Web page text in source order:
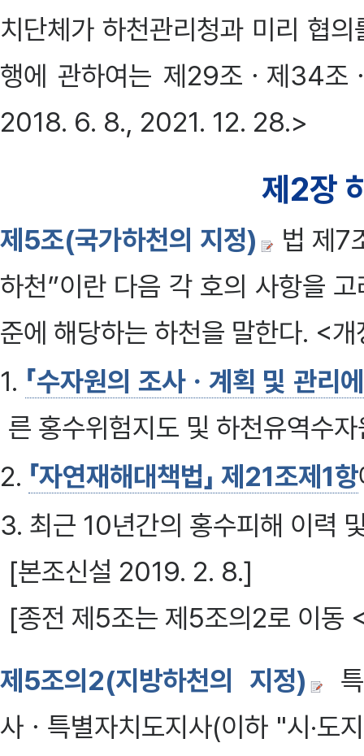
치단체가 하천관리청과 미리 협
행에 관하여는 제29조ㆍ제34
2018. 6. 8., 2021. 12. 28.>
제2장
제5조(국가하천의 지정)
법 제7
하천”이란 다음 각 호의 사항을
준에 해당하는 하천을 말한다. <
1. 「수자원의 조사ㆍ계획 및 관리
른 홍수위험지도 및 하천유역수
2. 「자연재해대책법」 제21조제1항
3. 최근 10년간의 홍수피해 이력
[본조신설 2019. 2. 8.]
[종전 제5조는 제5조의2로 이
제5조의2(지방하천의 지정)
사ㆍ특별자치도지사(이하 "시·도